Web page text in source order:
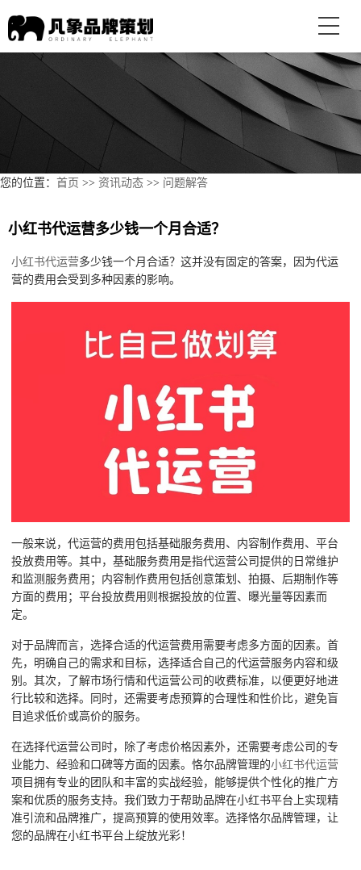
您的位置： 首页 >> 资讯动态 >> 问题解答
小红书代运营多少钱一个月合适？
小红书代运营多少钱一个月合适？这并没有固定的答案，因为代运
营的费用会受到多种因素的影响。
一般来说，代运营的费用包括基础服务费用、内容制作费用、平台
投放费用等。其中，基础服务费用是指代运营公司提供的日常维护
和监测服务费用；内容制作费用包括创意策划、拍摄、后期制作等
方面的费用；平台投放费用则根据投放的位置、曝光量等因素而
定。
对于品牌而言，选择合适的代运营费用需要考虑多方面的因素。首
先，明确自己的需求和目标，选择适合自己的代运营服务内容和级
别。其次，了解市场行情和代运营公司的收费标准，以便更好地进
行比较和选择。同时，还需要考虑预算的合理性和性价比，避免盲
目追求低价或高价的服务。
在选择代运营公司时，除了考虑价格因素外，还需要考虑公司的专
业能力、经验和口碑等方面的因素。恪尔品牌管理的小红书代运营
项目拥有专业的团队和丰富的实战经验，能够提供个性化的推广方
案和优质的服务支持。我们致力于帮助品牌在小红书平台上实现精
准引流和品牌推广，提高预算的使用效率。选择恪尔品牌管理，让
您的品牌在小红书平台上绽放光彩！